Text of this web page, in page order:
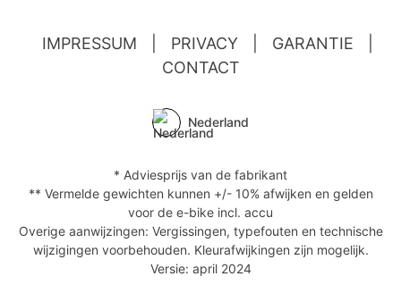
IMPRESSUM PRIVACY GARANTIE
CONTACT
Nederland
* Adviesprijs van de fabrikant
** Vermelde gewichten kunnen +/- 10% afwijken en gelden
voor de e-bike incl. accu
Overige aanwijzingen: Vergissingen, typefouten en technische
wijzigingen voorbehouden. Kleurafwijkingen zijn mogelijk.
Versie: april 2024